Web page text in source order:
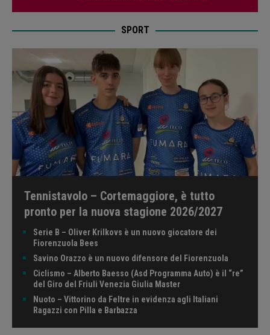
SPORT
Tennistavolo – Cortemaggiore, è tutto
pronto per la nuova stagione 2026/2027
Serie B – Oliver Krilkovs è un nuovo giocatore dei
Fiorenzuola Bees
Savino Orazzo è un nuovo difensore del Fiorenzuola
Ciclismo – Alberto Baesso (Asd Programma Auto) è il “re”
del Giro del Friuli Venezia Giulia Master
Nuoto – Vittorino da Feltre in evidenza agli Italiani
Ragazzi con Pilla e Barbazza